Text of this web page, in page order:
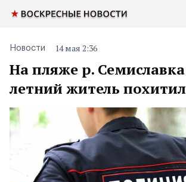
На пляже р.
летний житель
Новости 14 мая 2:36